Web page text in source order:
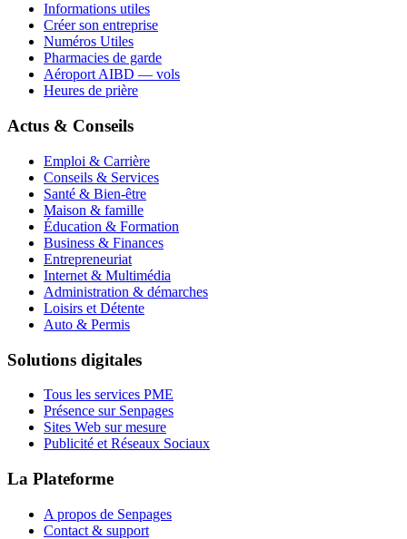
Informations utiles
Créer son entreprise
Numéros Utiles
Pharmacies de garde
Aéroport AIBD — vols
Heures de prière
Actus & Conseils
Emploi & Carrière
Conseils & Services
Santé & Bien-être
Maison & famille
Éducation & Formation
Business & Finances
Entrepreneuriat
Internet & Multimédia
Administration & démarches
Loisirs et Détente
Auto & Permis
Solutions digitales
Tous les services PME
Présence sur Senpages
Sites Web sur mesure
Publicité et Réseaux Sociaux
La Plateforme
A propos de Senpages
Contact & support